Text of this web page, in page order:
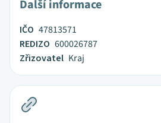
Další informace
IČO 47813571
REDIZO 600026787
Zřizovatel Kraj